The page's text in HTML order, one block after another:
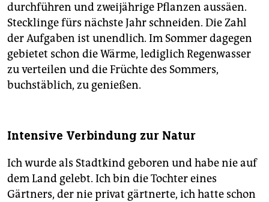
durchführen und zweijährige Pflanzen aussäen.
Stecklinge fürs nächste Jahr schneiden. Die Zahl
der Aufgaben ist unendlich. Im Sommer dagegen
gebietet schon die Wärme, lediglich Regenwasser
zu verteilen und die Früchte des Sommers,
buchstäblich, zu genießen.
Intensive Verbindung zur Natur
Ich wurde als Stadtkind geboren und habe nie auf
dem Land gelebt. Ich bin die Tochter eines
Gärtners, der nie privat gärtnerte, ich hatte schon